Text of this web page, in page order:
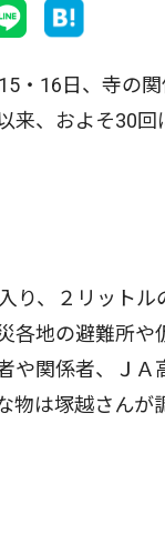
・16日、寺の
来、およそ30
、２リットル
各地の避難所や
や関係者、Ｊ
は塚越さんが